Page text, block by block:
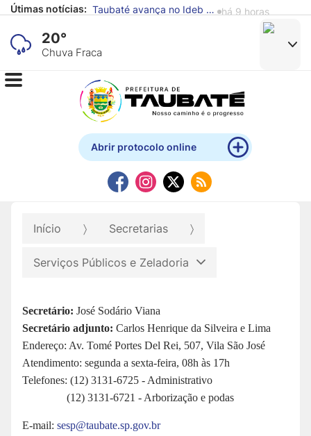
Útimas notícias: Taubaté avança no Ideb e supera média nacional nos anos iniciais e finais do Ensino Fundamental há 9 horas
20°
Chuva Fraca
Abrir protocolo online
Início Secretarias
Serviços Públicos e Zeladoria
Secretário: José Sodário Viana
Secretário adjunto: Carlos Henrique da Silveira e Lima
Endereço: Av. Tomé Portes Del Rei, 507, Vila São José
Atendimento: segunda a sexta-feira, 08h às 17h
Telefones: (12) 3131-6725 - Administrativo
(12) 3131-6721 - Arborização e podas
E-mail: sesp@taubate.sp.gov.br